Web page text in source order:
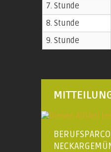
7. Stunde
8. Stunde
9. Stunde